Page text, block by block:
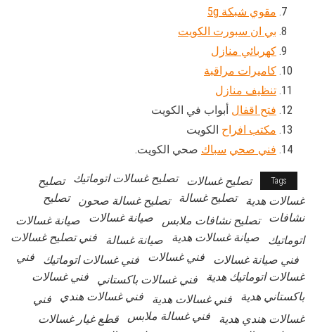
مقوي شبكة 5g
بي ان سبورت الكويت
كهربائي منازل
كاميرات مراقبة
تنظيف منازل
فتح اقفال أبواب في الكويت
مكتب افراح الكويت
فني صحي سباك صحي الكويت.
Tags تصليح غسالات تصليح غسالات اتوماتيك
تصليح
غسالات هدية
تصليح غسالة تصليح غسالة صحون
تصليح
نشافات
تصليح نشافات ملابس صيانة غسالات
صيانة غسالات
اتوماتيك
صيانة غسالات هدية صيانة غسالة
فني تصليح غسالات
فني صيانة غسالات
فني غسالات فني غسالات اتوماتيك
فني
غسالات اتوماتيك هدية
فني غسالات باكستاني
فني غسالات
باكستاني هدية
فني غسالات هدية فني غسالات هندي
فني
غسالات هندي هدية
فني غسالة ملابس
قطع غيار غسالات